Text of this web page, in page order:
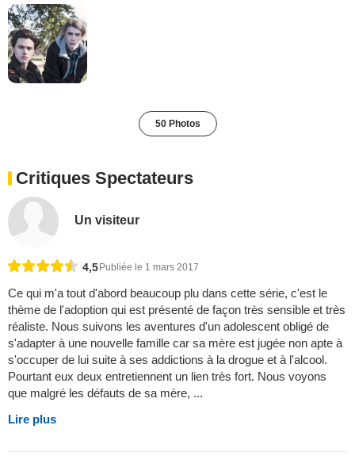
50 Photos
Critiques Spectateurs
Un visiteur
4,5 Publiée le 1 mars 2017
Ce qui m'a tout d'abord beaucoup plu dans cette série, c'est le
thème de l'adoption qui est présenté de façon très sensible et très
réaliste. Nous suivons les aventures d'un adolescent obligé de
s'adapter à une nouvelle famille car sa mère est jugée non apte à
s'occuper de lui suite à ses addictions à la drogue et à l'alcool.
Pourtant eux deux entretiennent un lien très fort. Nous voyons
que malgré les défauts de sa mère, ...
Lire plus